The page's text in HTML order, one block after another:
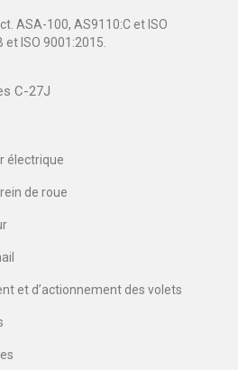
ASA-100, AS9110:C et ISO
ISO 9001:2015.
C-27J
électrique
de roue
et d’actionnement des volets